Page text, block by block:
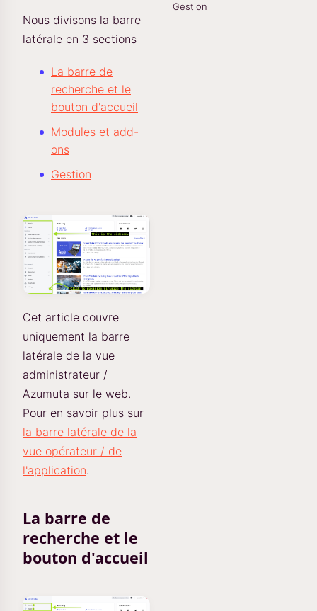
Nous divisons la barre
latérale en 3 sections
La barre de
recherche et le
bouton d'accueil
Modules et add-
ons
Gestion
Cet article couvre
uniquement la barre
latérale de la vue
administrateur /
Azumuta sur le web.
Pour en savoir plus sur
la barre latérale de la
vue opérateur / de
l'application.
La barre de
recherche et le
bouton d'accueil
Gestion